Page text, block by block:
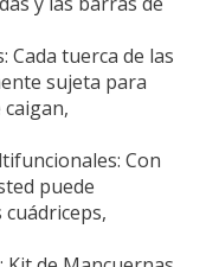
Cada tuerca de las
sujeta para
Con
puede